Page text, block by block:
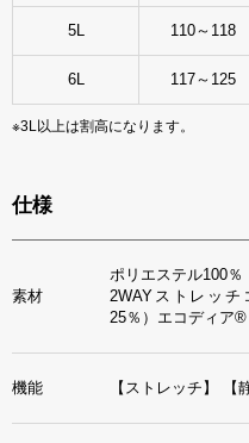
5L 110～118
6L 117～125
※3L以上は割高になります。
仕様
素材
ポリエステル100％
2WAYストレッ
25％）エコディア
機能 【ストレッチ】 【